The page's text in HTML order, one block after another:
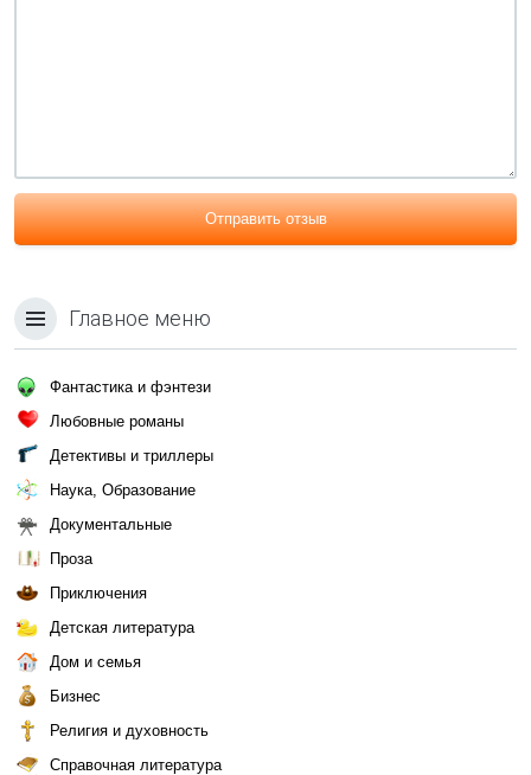
Отправить отзыв
Главное меню
Фантастика и фэнтези
Любовные романы
Детективы и триллеры
Наука, Образование
Документальные
Проза
Приключения
Детская литература
Дом и семья
Бизнес
Религия и духовность
Справочная литература